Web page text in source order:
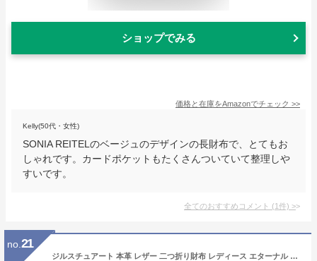
ショップでみる
価格と在庫をAmazonでチェック >>
Kelly(50代・女性)
SONIA REITELのベージュのデザインの長財布で、とてもお
しゃれです。カードポケットもたくさんついていて整理しや
すいです。
全てのおすすめコメント (1件) >
no. 21
ジルスチュアート 本革 レザー 二つ折り財布 レディース エターナル JSLW0DS4 JILLSTUART ミニ財布 折り財布 折りたたみ財布 折り畳み かわいい 上品 ブランド[即日発送]